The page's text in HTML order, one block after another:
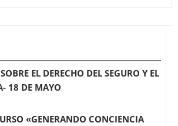
EL DERECHO DEL SEGURO Y EL
18 DE MAYO
«GENERANDO CONCIENCIA